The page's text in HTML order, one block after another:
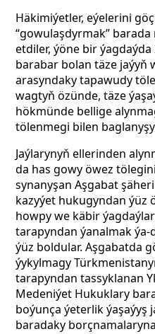
Häkimiýetler, eýelerini
“gowulaşdyrmak”
etdiler, ýöne bir ýagdaýda
barabar bolan täze jaýyň
arasyndaky tapawudy
wagtyň özünde, täze
hökmünde bellige
tölenmegi bilen
Jaýlarynyň ellerinden
da has gowy öwez
synanyşan Aşgabat
kazyýet hukugyndan ýüz
howpy we käbir
tarapyndan ýanalmak
ýüz boldular. Aşgabatda
ýykylmagy
tarapyndan tassyklanan
Medeniýet Hukuklary
boýunça ýeterlik ýaşaýyş
baradaky